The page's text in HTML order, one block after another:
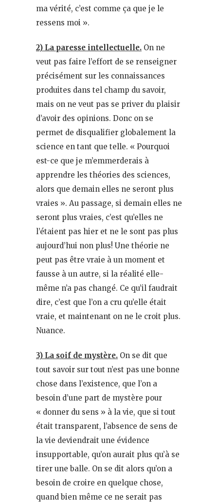
ma vérité, c’est comme ça que je le
ressens moi ».
2) La paresse intellectuelle. On ne
veut pas faire l’effort de se renseigner
précisément sur les connaissances
produites dans tel champ du savoir,
mais on ne veut pas se priver du plaisir
d’avoir des opinions. Donc on se
permet de disqualifier globalement la
science en tant que telle. « Pourquoi
est-ce que je m’emmerderais à
apprendre les théories des sciences,
alors que demain elles ne seront plus
vraies ». Au passage, si demain elles ne
seront plus vraies, c’est qu’elles ne
l’étaient pas hier et ne le sont pas plus
aujourd’hui non plus! Une théorie ne
peut pas être vraie à un moment et
fausse à un autre, si la réalité elle-
même n’a pas changé. Ce qu’il faudrait
dire, c’est que l’on a cru qu’elle était
vraie, et maintenant on ne le croit plus.
Nuance.
3) La soif de mystère. On se dit que
tout savoir sur tout n’est pas une bonne
chose dans l’existence, que l’on a
besoin d’une part de mystère pour
« donner du sens » à la vie, que si tout
était transparent, l’absence de sens de
la vie deviendrait une évidence
insupportable, qu’on aurait plus qu’à se
tirer une balle. On se dit alors qu’on a
besoin de croire en quelque chose,
quand bien même ce ne serait pas